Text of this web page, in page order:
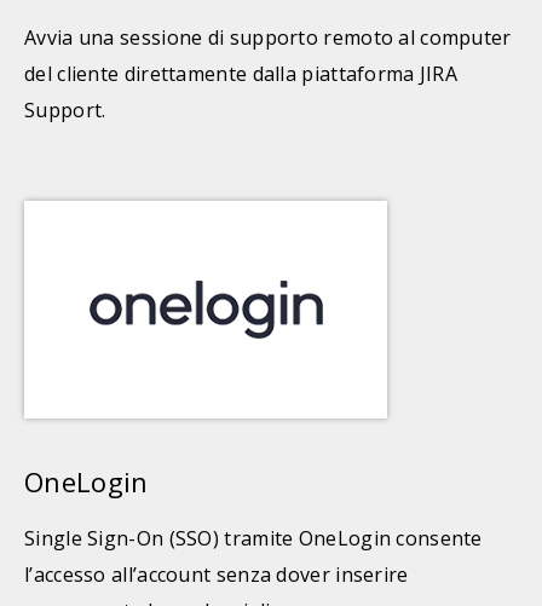
Avvia una sessione di supporto remoto al computer
del cliente direttamente dalla piattaforma JIRA
Support.
OneLogin
Single Sign-On (SSO) tramite OneLogin consente
l’accesso all’account senza dover inserire